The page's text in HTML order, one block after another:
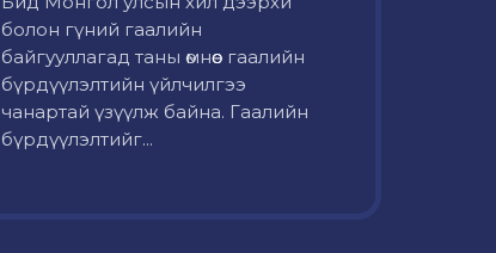
болон гүний гаалийн
байгууллагад таны өмнөөс гаалийн
бүрдүүлэлтийн үйлчилгээ
чанартай үзүүлж байна. Гаалийн
бүрдүүлэлтийг...